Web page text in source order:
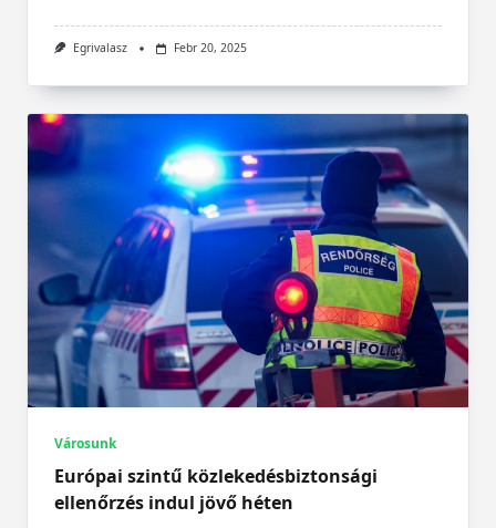
Egrivalasz Febr 20, 2025
Városunk
Európai szintű közlekedésbiztonsági
ellenőrzés indul jövő héten